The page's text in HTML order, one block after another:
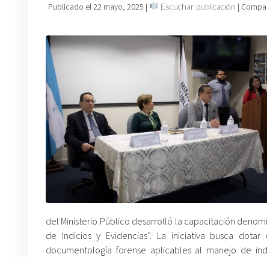
Publicado el 22 mayo, 2025 | Escuchar publicación |
del Ministerio Público desarrolló la capacitación
de Indicios y Evidencias”. La iniciativa busca
documentología forense aplicables al manejo de